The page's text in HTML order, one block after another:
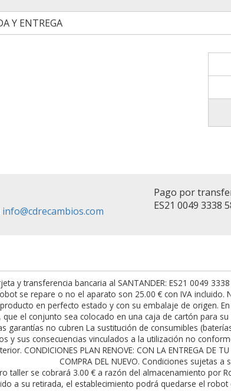
Y ENTREGA
Pago por
ES21 0049 3338
y transferencia bancaria al SANTANDER: ES21 0049
se repare o no el aparato son 25.00 € con IVA
en perfecto estado y con su embalaje de origen.
el conjunto sea colocado en una caja de cartón para
garantías no cubren La sustitución de consumibles
y sus consecuencias vinculados a la utilización no
CONDICIONES PLAN RENOVE: CON LA ENTREGA DE TU
COMPRA DEL NUEVO. Condiciones sujetas a
taller se cobrará 3.00 € a razón del almacenamiento por
a su retirada, el establecimiento podrá quedarse el